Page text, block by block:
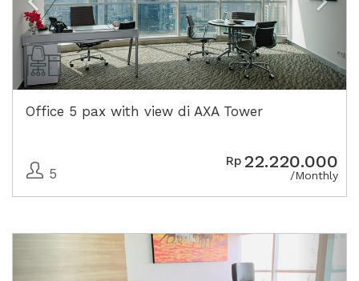
Office 5 pax with view di AXA Tower
5
Rp 22.220.000
/Monthly
Previous Next